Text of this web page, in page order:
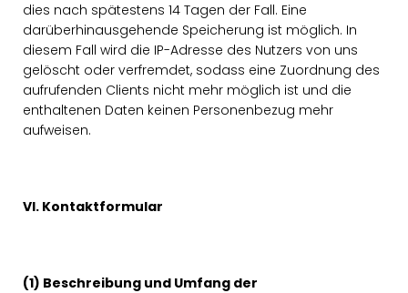
dies nach spätestens 14 Tagen der Fall. Eine
darüberhinausgehende Speicherung ist möglich. In
diesem Fall wird die IP-Adresse des Nutzers von uns
gelöscht oder verfremdet, sodass eine Zuordnung des
aufrufenden Clients nicht mehr möglich ist und die
enthaltenen Daten keinen Personenbezug mehr
aufweisen.
VI. Kontaktformular
(1) Beschreibung und Umfang der